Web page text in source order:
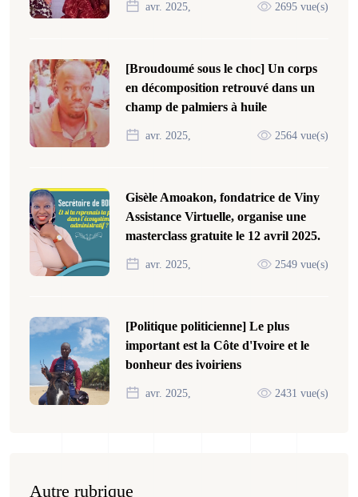
avr. 2025, 2695 vue(s)
[Broudoumé sous le choc] Un corps
en décomposition retrouvé dans un
champ de palmiers à huile
avr. 2025, 2564 vue(s)
Gisèle Amoakon, fondatrice de Viny
Assistance Virtuelle, organise une
masterclass gratuite le 12 avril 2025.
avr. 2025, 2549 vue(s)
[Politique politicienne] Le plus
important est la Côte d'Ivoire et le
bonheur des ivoiriens
avr. 2025, 2431 vue(s)
Autre rubrique